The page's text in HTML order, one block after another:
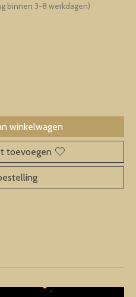
binnen 3-8 werkdagen)
winkelwagen
toevoegen